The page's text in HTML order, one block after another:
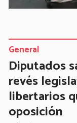
Diputados
revés
libertarios
oposición
General